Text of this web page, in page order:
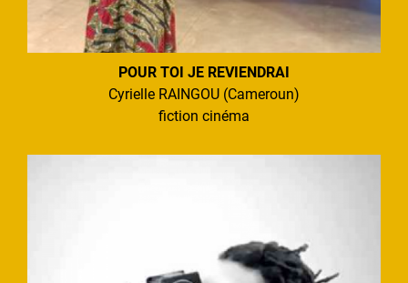
POUR TOI JE REVIENDRAI
Cyrielle RAINGOU (Cameroun)
fiction cinéma